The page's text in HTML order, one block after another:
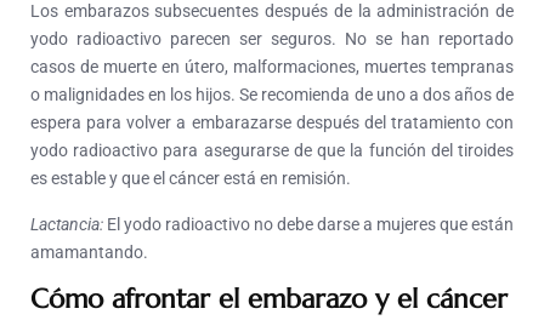
Los embarazos subsecuentes después de la administración de
yodo radioactivo parecen ser seguros. No se han reportado
casos de muerte en útero, malformaciones, muertes tempranas
o malignidades en los hijos. Se recomienda de uno a dos años de
espera para volver a embarazarse después del tratamiento con
yodo radioactivo para asegurarse de que la función del tiroides
es estable y que el cáncer está en remisión.
Lactancia: El yodo radioactivo no debe darse a mujeres que están
amamantando.
Cómo afrontar el embarazo y el cáncer